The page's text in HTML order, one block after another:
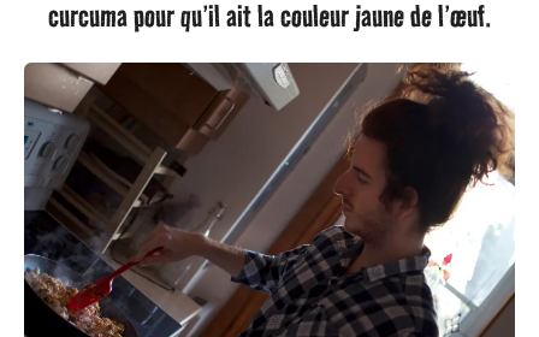
curcuma pour qu’il ait la couleur jaune de l’œuf.